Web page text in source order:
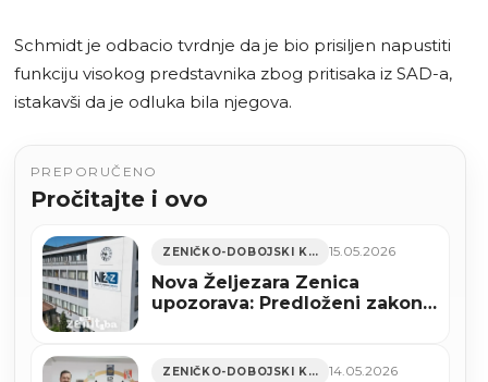
Schmidt je odbacio tvrdnje da je bio prisiljen napustiti
funkciju visokog predstavnika zbog pritisaka iz SAD-a,
istakavši da je odluka bila njegova.
PREPORUČENO
Pročitajte i ovo
ZENIČKO-DOBOJSKI KANTON 15.05.2026
Nova Željezara Zenica
upozorava: Predloženi zakon
ZENIČKO-DOBOJSKI KANTON 14.05.2026